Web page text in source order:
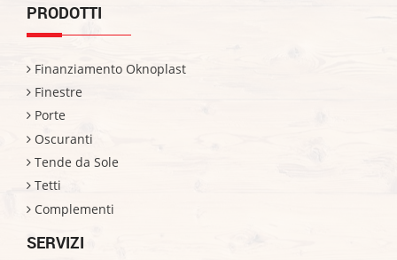
PRODOTTI
Finanziamento Oknoplast
Finestre
Porte
Oscuranti
Tende da Sole
Tetti
Complementi
SERVIZI